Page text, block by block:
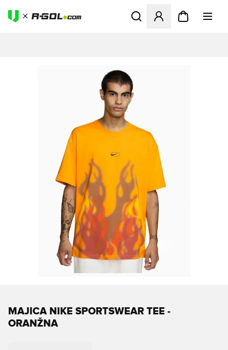
Odpre Modal za prijavo ali
MAJICA NIKE SPORTSWEAR TEE -
ORANŽNA